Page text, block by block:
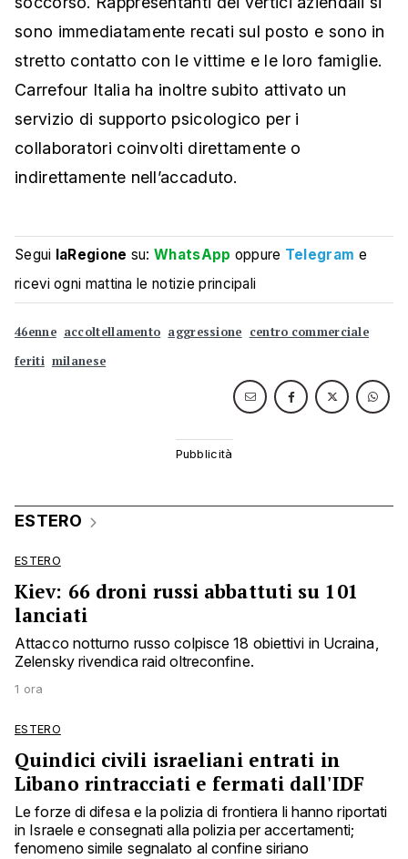
sono immediatamente recati sul posto e sono in
stretto contatto con le vittime e le loro famiglie.
Carrefour Italia ha inoltre subito attivato un
servizio di supporto psicologico per i
collaboratori coinvolti direttamente o
indirettamente nell’accaduto.
Segui laRegione su:WhatsApp oppure Telegram e
ricevi ogni mattina le notizie principali
46enne accoltellamento aggressione centro commerciale
feriti milanese
ESTERO
ESTERO
Kiev: 66 droni russi abbattuti su 101
lanciati
Attacco notturno russo colpisce 18 obiettivi in Ucraina,
Zelensky rivendica raid oltreconfine.
1 ora
ESTERO
Quindici civili israeliani entrati in
Libano rintracciati e fermati dall'IDF
Le forze di difesa e la polizia di frontiera li hanno riportati
in Israele e consegnati alla polizia per accertamenti;
fenomeno simile segnalato al confine siriano